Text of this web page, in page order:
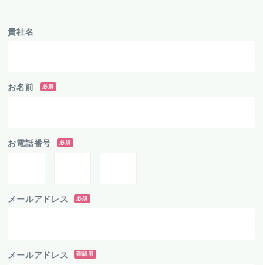
貴社名
お名前 必須
お電話番号 必須
- -
メールアドレス 必須
メールアドレス 確認用